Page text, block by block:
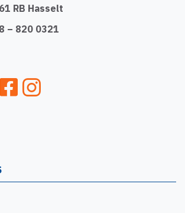
RB Hasselt
– 820 0321